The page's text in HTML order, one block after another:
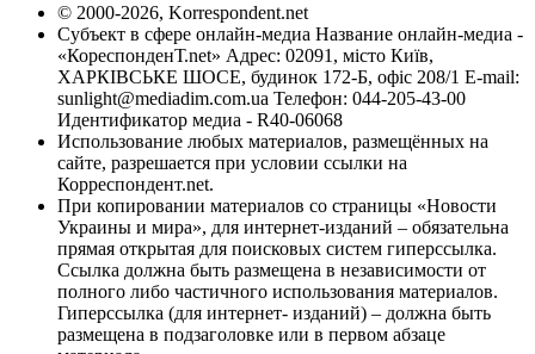
© 2000-2026, Korrespondent.net
Субъект в сфере онлайн-медиа Название онлайн-медиа -
«КореспонденТ.net» Адрес: 02091, місто Київ,
ХАРКІВСЬКЕ ШОСЕ, будинок 172-Б, офіс 208/1 E-mail:
sunlight@mediadim.com.ua Телефон: 044-205-43-00
Идентификатор медиа - R40-06068
Использование любых материалов, размещённых на
сайте, разрешается при условии ссылки на
Корреспондент.net.
При копировании материалов со страницы «Новости
Украины и мира», для интернет-изданий – обязательна
прямая открытая для поисковых систем гиперссылка.
Ссылка должна быть размещена в независимости от
полного либо частичного использования материалов.
Гиперссылка (для интернет- изданий) – должна быть
размещена в подзаголовке или в первом абзаце